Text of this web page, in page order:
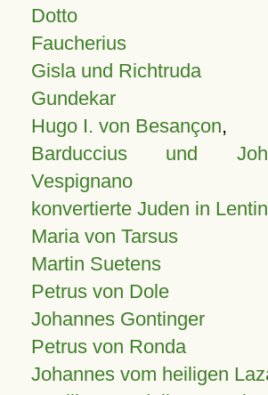
Dotto
Faucherius
Gisla und Richtruda
Gundekar
Hugo I. von Besançon,
Barduccius und
Vespignano
konvertierte Juden in
Maria von Tarsus
Martin Suetens
Petrus von Dole
Johannes Gontinger
Petrus von Ronda
Johannes vom heiligen